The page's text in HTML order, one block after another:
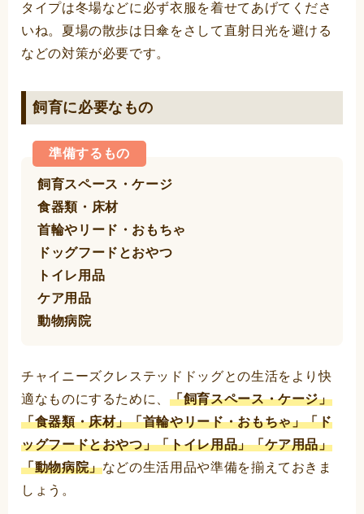
タイプは冬場などに必ず衣服を着せてあげてくださ
いね。夏場の散歩は日傘をさして直射日光を避ける
などの対策が必要です。
飼育に必要なもの
準備するもの
飼育スペース・ケージ
食器類・床材
首輪やリード・おもちゃ
ドッグフードとおやつ
トイレ用品
ケア用品
動物病院
チャイニーズクレステッドドッグとの生活をより快
適なものにするために、「飼育スペース・ケージ」
「食器類・床材」「首輪やリード・おもちゃ」「ド
ッグフードとおやつ」「トイレ用品」「ケア用品」
「動物病院」などの生活用品や準備を揃えておきま
しょう。